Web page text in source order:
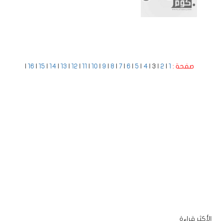
صفحة : 1
|
2
| 3 |
4
|
5
|
6
|
7
|
8
|
9
|
10
|
11
|
12
|
13
|
14
|
15
|
16
|
الأكثر قراءة